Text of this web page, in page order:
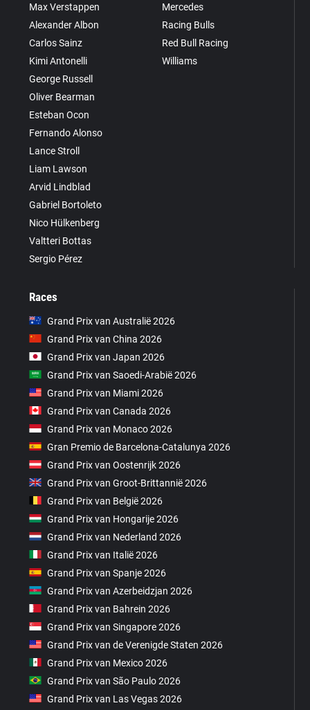
Max Verstappen
Alexander Albon
Carlos Sainz
Kimi Antonelli
George Russell
Oliver Bearman
Esteban Ocon
Fernando Alonso
Lance Stroll
Liam Lawson
Arvid Lindblad
Gabriel Bortoleto
Nico Hülkenberg
Valtteri Bottas
Sergio Pérez
Mercedes
Racing Bulls
Red Bull Racing
Williams
Races
Grand Prix van Australië 2026
Grand Prix van China 2026
Grand Prix van Japan 2026
Grand Prix van Saoedi-Arabië 2026
Grand Prix van Miami 2026
Grand Prix van Canada 2026
Grand Prix van Monaco 2026
Gran Premio de Barcelona-Catalunya 2026
Grand Prix van Oostenrijk 2026
Grand Prix van Groot-Brittannië 2026
Grand Prix van België 2026
Grand Prix van Hongarije 2026
Grand Prix van Nederland 2026
Grand Prix van Italië 2026
Grand Prix van Spanje 2026
Grand Prix van Azerbeidzjan 2026
Grand Prix van Bahrein 2026
Grand Prix van Singapore 2026
Grand Prix van de Verenigde Staten 2026
Grand Prix van Mexico 2026
Grand Prix van São Paulo 2026
Grand Prix van Las Vegas 2026